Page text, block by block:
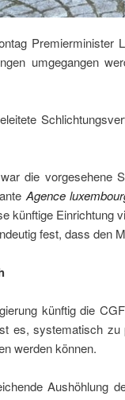
umgegangen
die vorgesehene
Agence
künftige Einrichtung
fest, dass den
künftig die
es, systematisch
werden können.
Aushöhlung